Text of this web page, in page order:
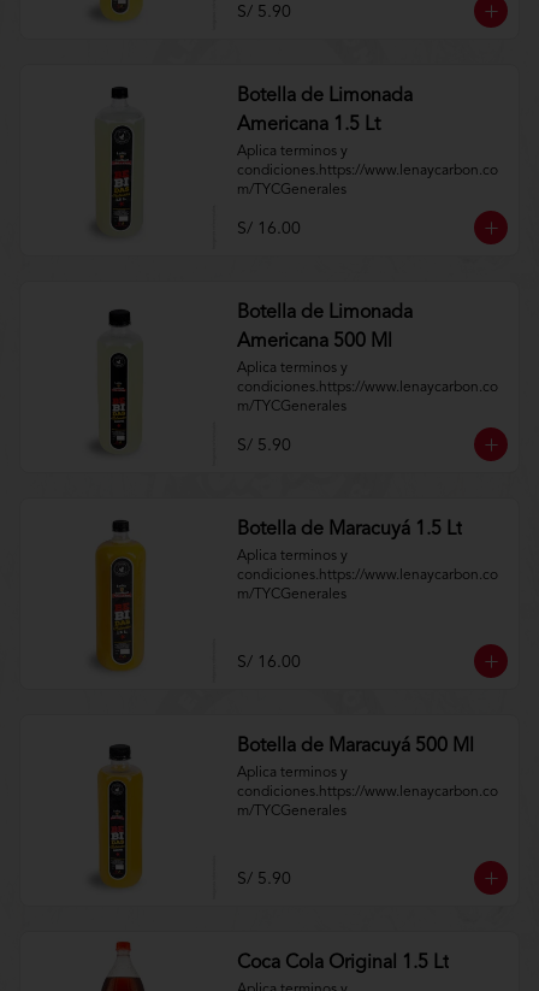
S/ 5.90
Botella de Limonada
Americana 1.5 Lt
Aplica terminos y
condiciones.https://www.lenaycarbon.co
m/TYCGenerales
S/ 16.00
Botella de Limonada
Americana 500 Ml
Aplica terminos y
condiciones.https://www.lenaycarbon.co
m/TYCGenerales
S/ 5.90
Botella de Maracuyá 1.5 Lt
Aplica terminos y
condiciones.https://www.lenaycarbon.co
m/TYCGenerales
S/ 16.00
Botella de Maracuyá 500 Ml
Aplica terminos y
condiciones.https://www.lenaycarbon.co
m/TYCGenerales
S/ 5.90
Coca Cola Original 1.5 Lt